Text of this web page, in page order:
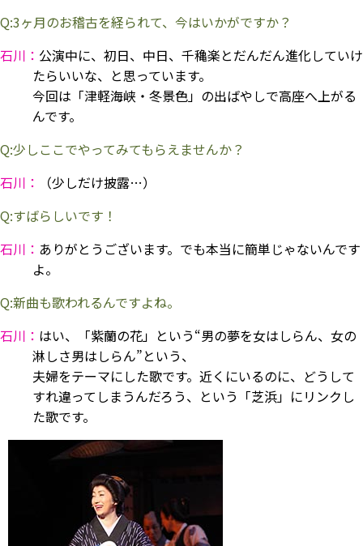
Q:3ヶ月のお稽古を経られて、今はいかがですか？
石川： 公演中に、初日、中日、千穐楽とだんだん進化していけ
たらいいな、と思っています。
今回は「津軽海峡・冬景色」の出ばやしで高座へ上がる
んです。
Q:少しここでやってみてもらえませんか？
石川：
（少しだけ披露…）
Q:すばらしいです！
石川： ありがとうございます。でも本当に簡単じゃないんです
よ。
Q:新曲も歌われるんですよね。
石川： はい、「紫蘭の花」という“男の夢を女はしらん、女の
淋しさ男はしらん”という、
夫婦をテーマにした歌です。近くにいるのに、どうして
すれ違ってしまうんだろう、という「芝浜」にリンクし
た歌です。